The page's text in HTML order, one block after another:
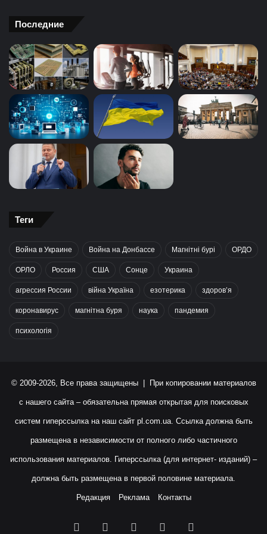
Последние
Теги
Война в Украине Война на Донбассе Магнітні бурі ОРДО
ОРЛО Россия США Сонце Украина
агрессия России війна Україна езотерика здоров’я
коронавирус магнітна буря наука пандемия
психологія
© 2009-2026, Все права защищены | При копировании материалов
с нашего сайта – обязательна прямая открытая для поисковых
систем гиперссылка на наш сайт pl.com.ua. Ссылка должна быть
размещена в независимости от полного либо частичного
использования материалов. Гиперссылка (для интернет- изданий) –
должна быть размещена в первой половине материала.
Редакция Реклама Контакты
Facebook YouTubeInstagram